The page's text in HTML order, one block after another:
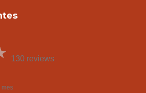
130 reviews
mes